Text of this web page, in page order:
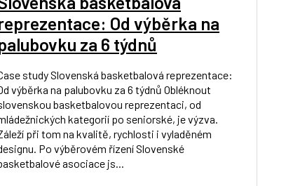
Od výběrka na
za 6 týdnů
study Slovenská basketbalová reprezentace:
výběrka na palubovku za 6 týdnů Obléknout
basketbalovou reprezentaci, od
kategorií po seniorské, je výzva.
při tom na kvalitě, rychlosti i vyladěném
Po výběrovém řízení Slovenské
asociace js...